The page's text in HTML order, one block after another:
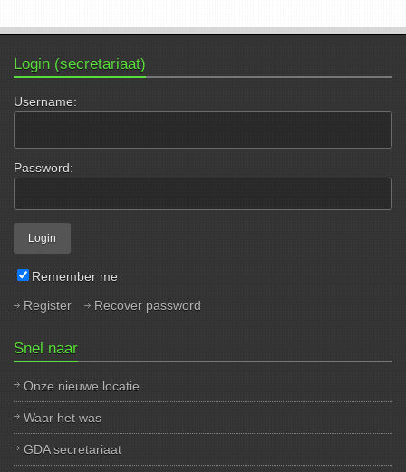
Login (secretariaat)
Username:
Password:
Remember me
Register
Recover password
Snel naar
Onze nieuwe locatie
Waar het was
GDA secretariaat